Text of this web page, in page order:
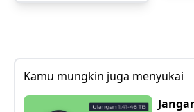
Kamu mungkin juga menyukai